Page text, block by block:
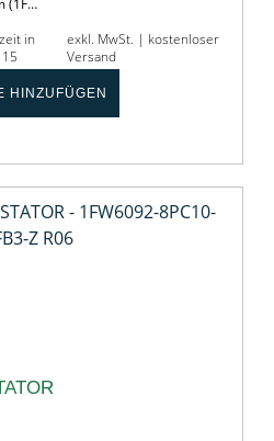
in
exkl. MwSt. | kostenloser
Versand
HINZUFÜGEN